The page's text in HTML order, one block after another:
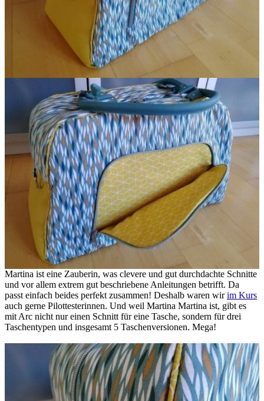
Martina ist eine Zauberin, was clevere und gut durchdachte Schnitte
und vor allem extrem gut beschriebene Anleitungen betrifft. Da
passt einfach beides perfekt zusammen! Deshalb waren wirim Kurs
auch gerne Pilottesterinnen. Und weil Martina Martina ist, gibt es
mit Arc nicht nur einen Schnitt für eine Tasche, sondern für drei
Taschentypen und insgesamt 5 Taschenversionen. Mega!